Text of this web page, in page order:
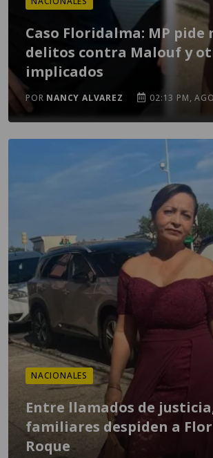
Caso Floridalma: MP pide
delitos contra Malouf y
implicados
POR NANCY ALVAREZ 02:13 PM,
NACIONALES
Entre llamados de
familiares despiden a
Roque